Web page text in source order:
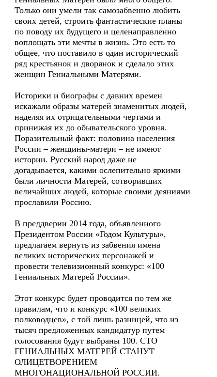
Только они умели так самозабвенно любить
своих детей, строить фантастические планы
по поводу их будущего и целенаправленно
воплощать эти мечты в жизнь. Это есть то
общее, что поставило в один исторический
ряд крестьянок и дворянок и сделало этих
женщин Гениальными Матерями.
Историки и биографы с давних времен
искажали образы матерей знаменитых людей,
наделяя их отрицательными чертами и
принижая их до обывательского уровня.
Поразительный факт: половина населения
России – женщины-матери – не имеют
истории. Русский народ даже не
догадывается, какими ослепительно яркими
были личности Матерей, сотворивших
величайших людей, которые своими деяниями
прославили Россию.
В преддверии 2014 года, объявленного
Президентом России «Годом Культуры»,
предлагаем вернуть из забвения имена
великих исторических персонажей и
провести телевизионный конкурс: «100
Гениальных Матерей России».
Этот конкурс будет проводится по тем же
правилам, что и конкурс «100 великих
полководцев», с той лишь разницей, что из
тысяч предложенных кандидатур путем
голосования будут выбраны 100. СТО
ГЕНИАЛЬНЫХ МАТЕРЕЙ СТАНУТ
ОЛИЦЕТВОРЕНИЕМ
МНОГОНАЦИОНАЛЬНОЙ РОССИИ.